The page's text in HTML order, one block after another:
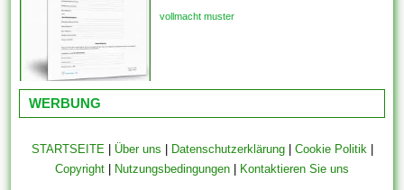
vollmacht muster
WERBUNG
STARTSEITE| Über uns Datenschutzerklärung| Cookie Politik|
Copyright
Nutzungsbedingungen Kontaktieren Sie uns